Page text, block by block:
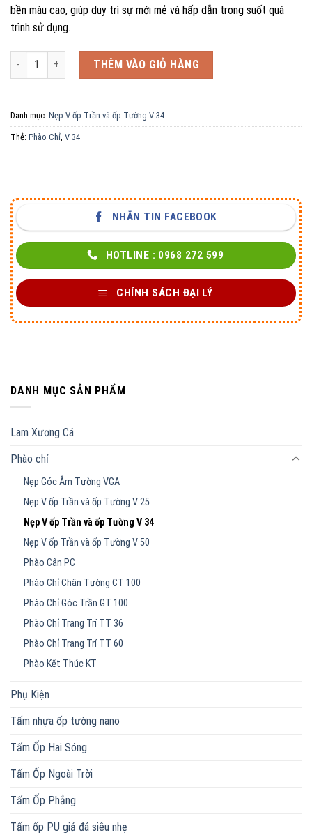
bền màu cao, giúp duy trì sự mới mẻ và hấp dẫn trong suốt quá
trình sử dụng.
Nẹp V ốp Trần và ốp Tường V34 43 số lượng
THÊM VÀO GIỎ HÀNG
Danh mục: Nẹp V ốp Trần và ốp Tường V 34
Thẻ: Phào Chỉ V 34
NHẮN TIN FACEBOOK
HOTLINE : 0968 272 599
CHÍNH SÁCH ĐẠI LÝ
DANH MỤC SẢN PHẨM
Lam Xương Cá
Phào chỉ
Nẹp Góc Âm Tường VGA
Nẹp V ốp Trần và ốp Tường V 25
Nẹp V ốp Trần và ốp Tường V 34
Nẹp V ốp Trần và ốp Tường V 50
Phào Cân PC
Phào Chỉ Chân Tường CT 100
Phào Chỉ Góc Trần GT 100
Phào Chỉ Trang Trí TT 36
Phào Chỉ Trang Trí TT 60
Phào Kết Thúc KT
Phụ Kiện
Tấm nhựa ốp tường nano
Tấm Ốp Hai Sóng
Tấm Ốp Ngoài Trời
Tấm Ốp Phẳng
Tấm ốp PU giả đá siêu nhẹ